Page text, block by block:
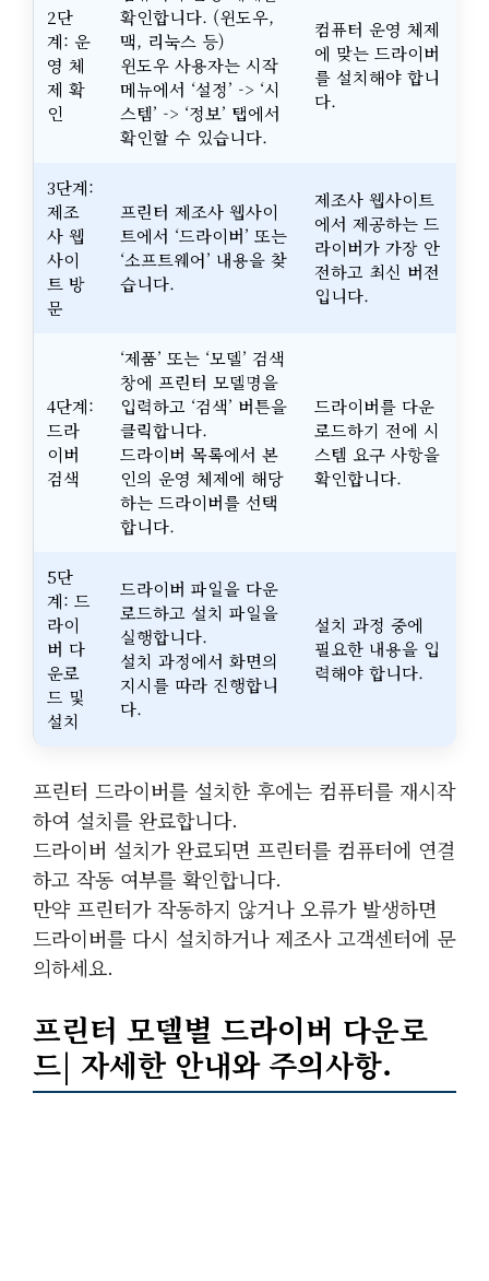
2단
계: 운
영 체
제 확
인
확인합니다. (윈도우,
맥, 리눅스 등)
윈도우 사용자는 시작
메뉴에서 ‘설정’ -> ‘시
스템’ -> ‘정보’ 탭에서
확인할 수 있습니다.
컴퓨터 운영 체제
에 맞는 드라이버
를 설치해야 합니
다.
3단계:
제조
사 웹
사이
트 방
문
프린터 제조사 웹사이
트에서 ‘드라이버’ 또는
‘소프트웨어’ 내용을 찾
습니다.
제조사 웹사이트
에서 제공하는 드
라이버가 가장 안
전하고 최신 버전
입니다.
4단계:
드라
이버
검색
‘제품’ 또는 ‘모델’ 검색
창에 프린터 모델명을
입력하고 ‘검색’ 버튼을
클릭합니다.
드라이버 목록에서 본
인의 운영 체제에 해당
하는 드라이버를 선택
합니다.
드라이버를 다운
로드하기 전에 시
스템 요구 사항을
확인합니다.
5단
계: 드
라이
버 다
운로
드 및
설치
드라이버 파일을 다운
로드하고 설치 파일을
실행합니다.
설치 과정에서 화면의
지시를 따라 진행합니
다.
설치 과정 중에
필요한 내용을 입
력해야 합니다.
프린터 드라이버를 설치한 후에는 컴퓨터를 재시작
하여 설치를 완료합니다.
드라이버 설치가 완료되면 프린터를 컴퓨터에 연결
하고 작동 여부를 확인합니다.
만약 프린터가 작동하지 않거나 오류가 발생하면
드라이버를 다시 설치하거나 제조사 고객센터에 문
의하세요.
프린터 모델별 드라이버 다운로
드| 자세한 안내와 주의사항.